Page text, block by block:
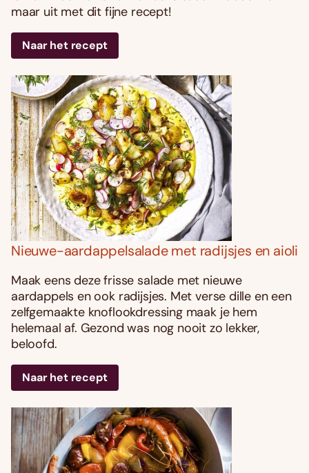
maar uit met dit fijne recept!
Naar het recept
Nieuwe-aardappelsalade met radijsjes en aioli
Maak eens deze frisse salade met nieuwe
aardappels en ook radijsjes. Met verse dille en een
zelfgemaakte knoflookdressing maak je hem
helemaal af. Gezond was nog nooit zo lekker,
beloofd.
Naar het recept